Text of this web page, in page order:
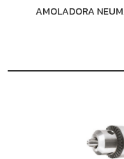
AMOLADORA